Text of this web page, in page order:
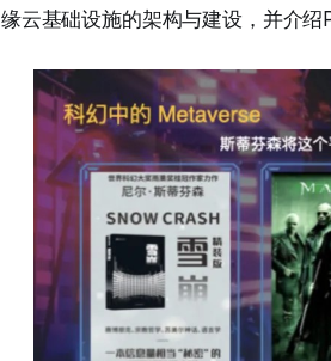
缘云基础设施的架构与建设，并介绍